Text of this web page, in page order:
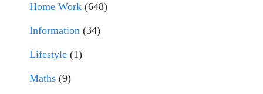
Home Work (648)
Information (34)
Lifestyle (1)
Maths (9)